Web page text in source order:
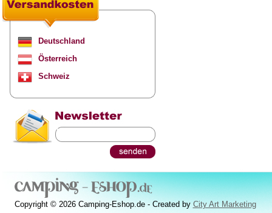
Deutschland
Österreich
Schweiz
Copyright © 2026 Camping-Eshop.de - Created by City Art Marketing